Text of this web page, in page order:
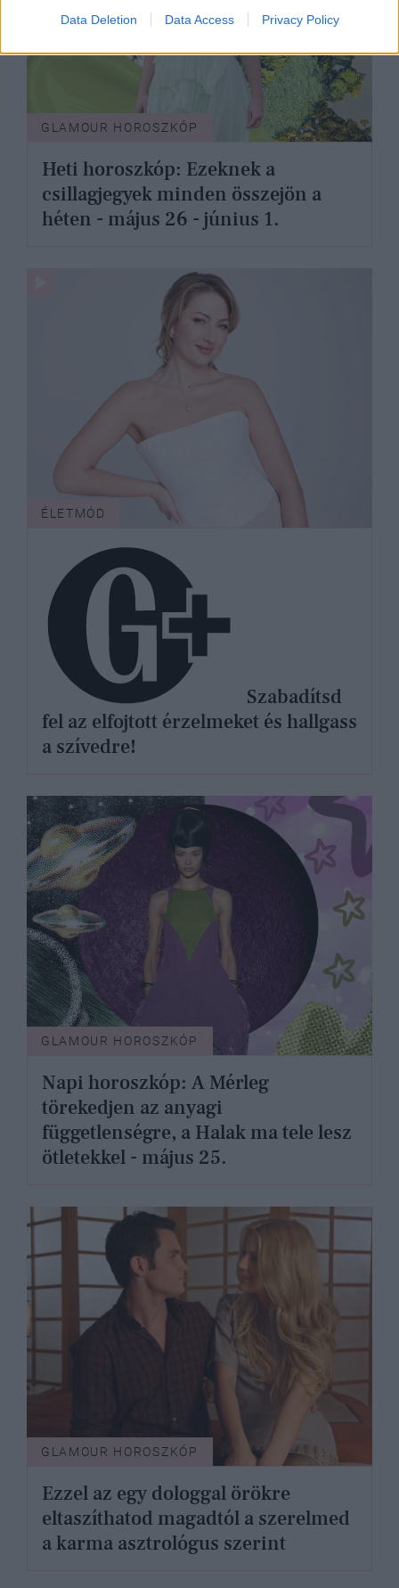
Data Deletion Data Access Privacy Policy
GLAMOUR HOROSZKÓP
Heti horoszkóp: Ezeknek a
csillagjegyek minden összejön a
héten - május 26 - június 1.
ÉLETMÓD
fel az elfojtott érzelmeket és hallgass
a szívedre!
GLAMOUR HOROSZKÓP
Napi horoszkóp: A Mérleg
törekedjen az anyagi
függetlenségre, a Halak ma tele lesz
ötletekkel - május 25.
GLAMOUR HOROSZKÓP
Ezzel az egy dologgal örökre
eltaszíthatod magadtól a szerelmed
a karma asztrológus szerint